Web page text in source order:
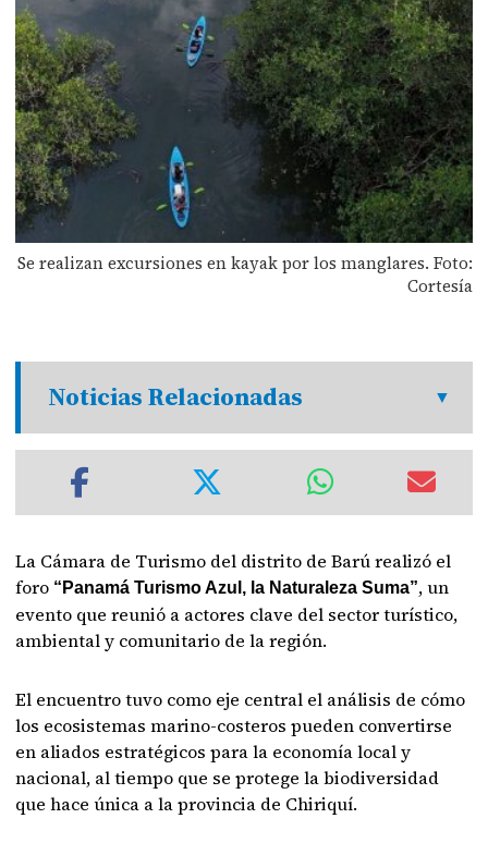
Se realizan excursiones en kayak por los manglares. Foto:
Cortesía
Noticias Relacionadas
La Cámara de Turismo del distrito de Barú realizó el
foro “Panamá Turismo Azul, la Naturaleza Suma”, un
evento que reunió a actores clave del sector turístico,
ambiental y comunitario de la región.
El encuentro tuvo como eje central el análisis de cómo
los ecosistemas marino-costeros pueden convertirse
en aliados estratégicos para la economía local y
nacional, al tiempo que se protege la biodiversidad
que hace única a la provincia de Chiriquí.